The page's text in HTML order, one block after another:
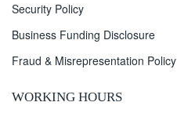
Security Policy
Business Funding Disclosure
Fraud & Misrepresentation Policy
WORKING HOURS